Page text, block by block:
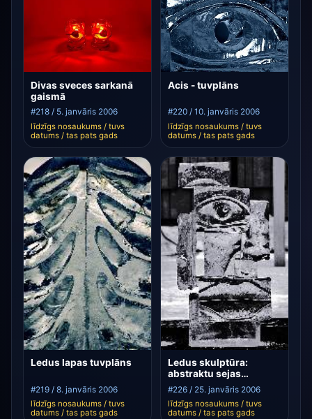
Divas sveces sarkanā
gaismā
#218 / 5. janvāris 2006
līdzīgs nosaukums / tuvs
datums / tas pats gads
Acis - tuvplāns
#220 / 10. janvāris 2006
līdzīgs nosaukums / tuvs
datums / tas pats gads
Ledus lapas tuvplāns
#219 / 8. janvāris 2006
līdzīgs nosaukums / tuvs
datums / tas pats gads
Ledus skulptūra:
abstraktu sejas
izteiksme
#226 / 25. janvāris 2006
līdzīgs nosaukums / tuvs
datums / tas pats gads